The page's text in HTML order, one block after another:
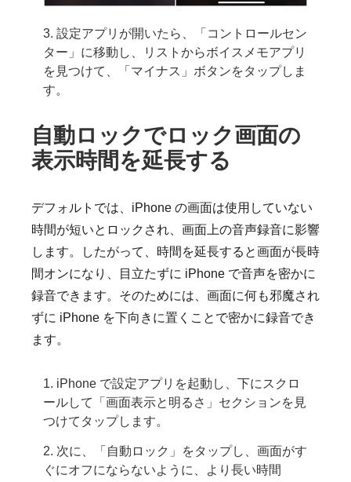
3. 設定アプリが開いたら、「コントロールセン
ター」に移動し、リストからボイスメモアプリ
を見つけて、「マイナス」ボタンをタップしま
す。
自動ロックでロック画面の
表示時間を延長する
デフォルトでは、iPhone の画面は使用していない
時間が短いとロックされ、画面上の音声録音に影響
します。したがって、時間を延長すると画面が長時
間オンになり、目立たずに iPhone で音声を密かに
録音できます。そのためには、画面に何も邪魔され
ずに iPhone を下向きに置くことで密かに録音でき
ます。
1. iPhone で設定アプリを起動し、下にスクロ
ールして「画面表示と明るさ」セクションを見
つけてタップします。
2. 次に、「自動ロック」をタップし、画面がす
ぐにオフにならないように、より長い時間